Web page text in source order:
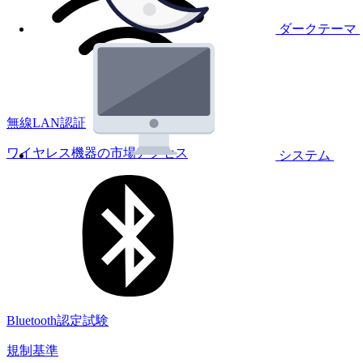
ダークテーマ
システム
無線LAN認証
ワイヤレス機器の市場アクセス
Bluetooth認定試験
規制基準